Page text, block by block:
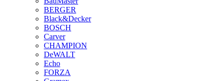
BERGER
Black&Decker
BOSCH
Carver
CHAMPION
DeWALT
Echo
FORZA